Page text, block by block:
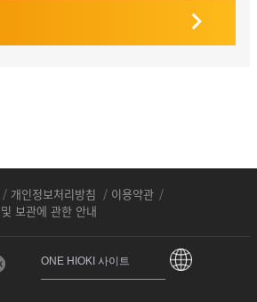
/ 개인정보처리방침 / 이용약관 /
보관에 관한 안내
ONE HIOKI 사이트